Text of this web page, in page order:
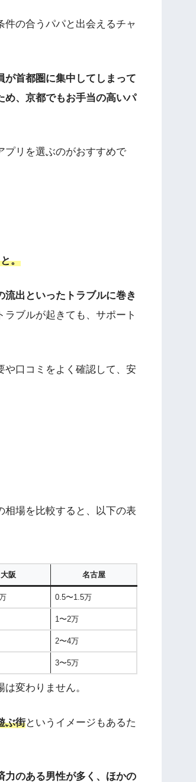
の合うパパと出会えるチャ
が首都圏に集中してしまって
め、京都でもお手当の高いパ
プリを選ぶのがおすすめで
。
出といったトラブルに巻き
ブルが起きても、サポート
や口コミをよく確認して、安
相場を比較すると、以下の表
大阪 名古屋
0.5〜1.5万
1〜2万
2〜4万
3〜5万
変わりません。
ぶ街というイメージもあるた
力のある男性が多く、ほかの